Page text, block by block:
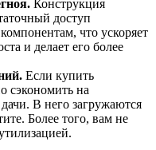
Конструкция
доступ
что ускоряет
и делает его более
Если купить
сэкономить на
В него загружаются
Более того, вам не